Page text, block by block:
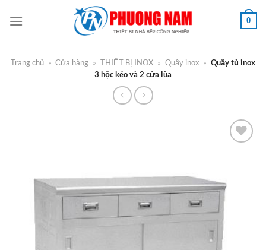
qua
0
Trang chủ » Cửa hàng » THIẾT BỊ INOX » Quầy inox » Quầy tủ inox
3 hộc kéo và 2 cửa lùa